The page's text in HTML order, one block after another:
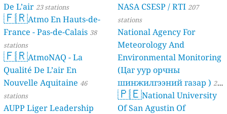
De L’air 23 stations
🇫🇷Atmo En Hauts-de-
France - Pas-de-Calais 38
stations
🇫🇷AtmoNAQ - La
Qualité De L’air En
Nouvelle Aquitaine 46
stations
AUPP Liger Leadership
NASA CSESP / RTI 207
stations
National Agency For
Meteorology And
Environmental Monitoring
(Цаг уур орчны
шинжилгээний газар ) 21
stations
🇵🇪National University
Of San Agustin Of